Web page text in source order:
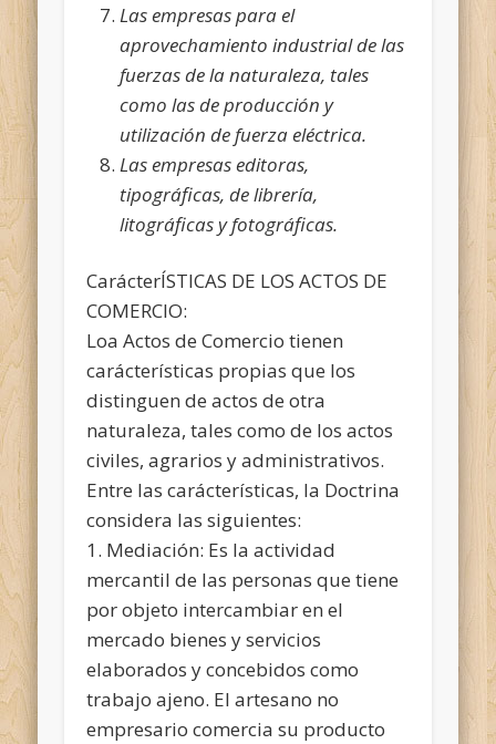
Las empresas para el
aprovechamiento industrial de las
fuerzas de la naturaleza, tales
como las de producción y
utilización de fuerza eléctrica.
Las empresas editoras,
tipográficas, de librería,
litográficas y fotográficas.
CarácterÍSTICAS DE LOS ACTOS DE
COMERCIO:
Loa Actos de Comercio tienen
carácterísticas propias que los
distinguen de actos de otra
naturaleza, tales como de los actos
civiles, agrarios y administrativos.
Entre las carácterísticas, la Doctrina
considera las siguientes:
1. Mediación: Es la actividad
mercantil de las personas que tiene
por objeto intercambiar en el
mercado bienes y servicios
elaborados y concebidos como
trabajo ajeno. El artesano no
empresario comercia su producto